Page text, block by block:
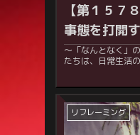
【第１５７
事態を打開
～「なんとなく」
たちは、日常生活
リフレーミング